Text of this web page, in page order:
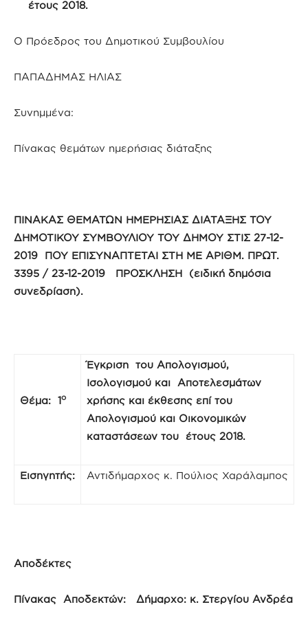
έτους 2018.
Ο Πρόεδρος του Δημοτικού Συμβουλίου
ΠΑΠΑΔΗΜΑΣ ΗΛΙΑΣ
Συνημμένα:
Πίνακας θεμάτων ημερήσιας διάταξης
ΠΙΝΑΚΑΣ ΘΕΜΑΤΩΝ ΗΜΕΡΗΣΙΑΣ ΔΙΑΤΑΞΗΣ ΤΟΥ
ΔΗΜΟΤΙΚΟΥ ΣΥΜΒΟΥΛΙΟΥ ΤΟΥ ΔΗΜΟΥ ΣΤΙΣ 27-12-
2019 ΠΟΥ ΕΠΙΣΥΝΑΠΤΕΤΑΙ ΣΤΗ ΜΕ ΑΡΙΘΜ. ΠΡΩΤ.
3395 / 23-12-2019 ΠΡΟΣΚΛΗΣΗ (ειδική δημόσια
συνεδρίαση).
Θέμα: 1ο
Έγκριση του Απολογισμού,
Ισολογισμού και Αποτελεσμάτων
χρήσης και έκθεσης επί του
Απολογισμού και Οικονομικών
καταστάσεων του έτους 2018.
Εισηγητής: Αντιδήμαρχος κ. Πούλιος Χαράλαμπος
Αποδέκτες
Πίνακας Αποδεκτών: Δήμαρχο: κ. Στεργίου Ανδρέα